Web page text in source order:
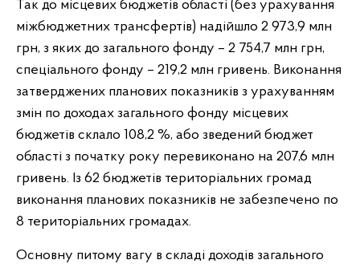
Так до місцевих бюджетів області (без урахування
міжбюджетних трансфертів) надійшло 2 973,9 млн
грн, з яких до загального фонду – 2 754,7 млн грн,
спеціального фонду – 219,2 млн гривень. Виконання
затверджених планових показників з урахуванням
змін по доходах загального фонду місцевих
бюджетів склало 108,2 %, або зведений бюджет
області з початку року перевиконано на 207,6 млн
гривень. Із 62 бюджетів територіальних громад
виконання планових показників не забезпечено по
8 територіальних громадах.
Основну питому вагу в складі доходів загального